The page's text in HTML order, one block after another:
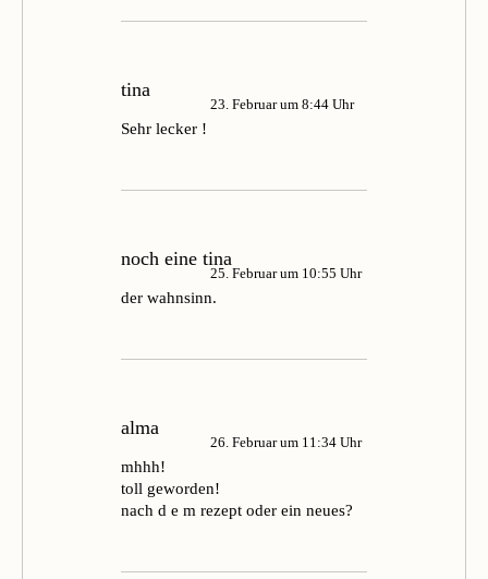
tina
23. Februar um 8:44 Uhr
Sehr lecker !
noch eine tina
25. Februar um 10:55 Uhr
der wahnsinn.
alma
26. Februar um 11:34 Uhr
mhhh!
toll geworden!
nach d e m rezept oder ein neues?